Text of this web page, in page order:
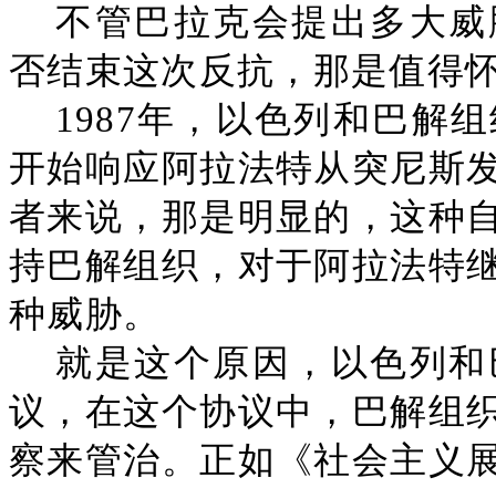
不管巴拉克会提出多大
否结束这次反抗，那是值得
1987年，以色列和巴解
开始响应阿拉法特从突尼斯
者来说，那是明显的，这种
持巴解组织，对于阿拉法特
种威胁。
就是这个原因，以色列
议，在这个协议中，巴解组
察来管治。正如《社会主义